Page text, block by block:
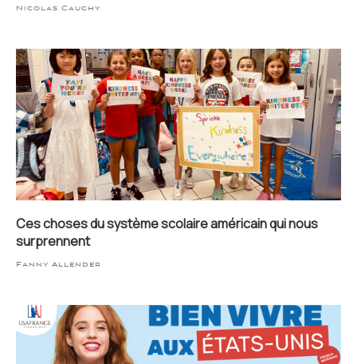
Nicolas Cauchy
Ces choses du système scolaire américain qui nous
surprennent
Fanny Allender